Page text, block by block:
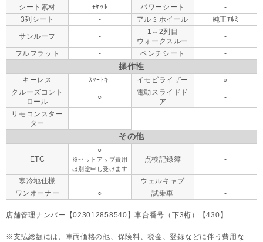
シート素材
ﾓｹｯﾄ パワーシート
-
3列シート
- アルミホイール 純正ｱﾙﾐ
サンルーフ -
1⇔2列目
ウォークスルー
-
フルフラット - ベンチシート -
操作性
キーレス ｽﾏｰﾄｷ- イモビライザー
○
クルーズコント
ロール
○
電動スライドド
ア
-
リモコンスター
ター
-
その他
ETC
○
※セットアップ費用
は別途申し受けます
点検記録簿 -
寒冷地仕様 - ウェルキャブ
-
ワンオーナー
○ 試乗車 -
店舗管理ナンバー【023012858540】車台番号（下3桁）【430】
支払総額には、車両価格の他、保険料、税金、登録などに伴う費用な